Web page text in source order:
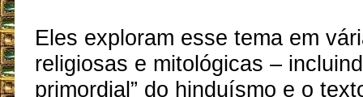
Eles exploram esse tema em
religiosas e mitológicas –
primordial” do hinduísmo e o